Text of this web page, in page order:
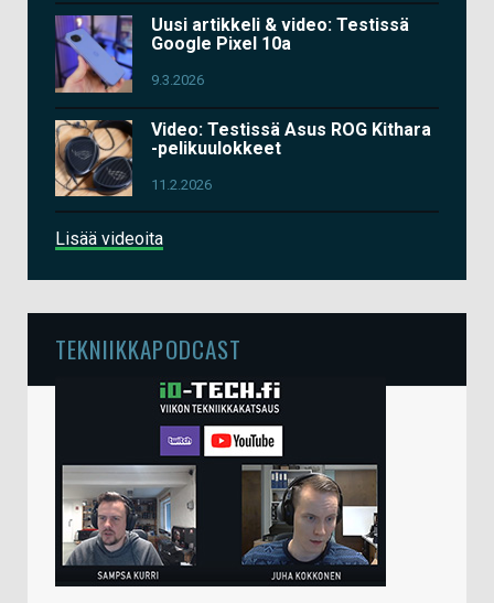
Uusi artikkeli & video: Testissä
Google Pixel 10a
9.3.2026
Video: Testissä Asus ROG Kithara
-pelikuulokkeet
11.2.2026
Lisää videoita
TEKNIIKKAPODCAST